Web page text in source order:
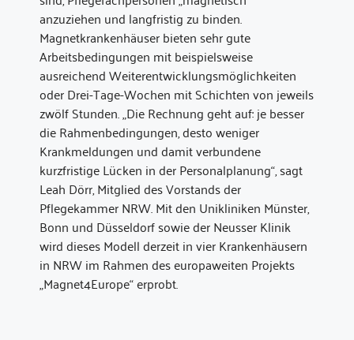
anzuziehen und langfristig zu binden.
Magnetkrankenhäuser bieten sehr gute
Arbeitsbedingungen mit beispielsweise
ausreichend Weiterentwicklungsmöglichkeiten
oder Drei-Tage-Wochen mit Schichten von jeweils
zwölf Stunden. „Die Rechnung geht auf: je besser
die Rahmenbedingungen, desto weniger
Krankmeldungen und damit verbundene
kurzfristige Lücken in der Personalplanung“, sagt
Leah Dörr, Mitglied des Vorstands der
Pflegekammer NRW. Mit den Unikliniken Münster,
Bonn und Düsseldorf sowie der Neusser Klinik
wird dieses Modell derzeit in vier Krankenhäusern
in NRW im Rahmen des europaweiten Projekts
„Magnet4Europe“ erprobt.